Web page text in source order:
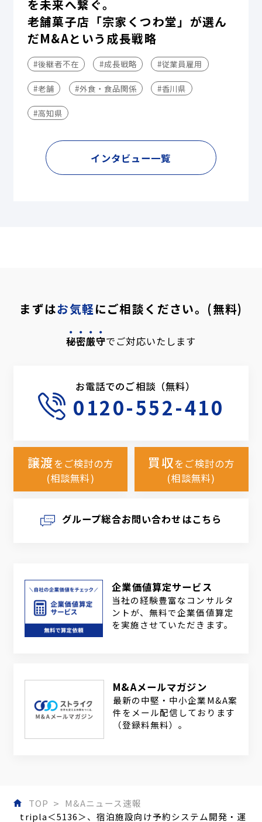
を未来へ繋ぐ。
老舗菓子店「宗家くつわ堂」が選ん
だM&Aという成長戦略
#後継者不在 #成長戦略 #従業員雇用
#老舗 #外食・食品関係 #香川県
#高知県
インタビュー一覧
まずはお気軽にご相談ください。(無料)
秘密厳守でご対応いたします
お電話でのご相談（無料）
0120-552-410
譲渡をご検討の方
(相談無料)
買収をご検討の方
(相談無料)
グループ総合お問い合わせはこちら
企業価値算定サービス
当社の経験豊富なコンサルタ
ントが、無料で企業価値算定
を実施させていただきます。
M&Aメールマガジン
最新の中堅・中小企業M&A案
件をメール配信しております
（登録料無料）。
TOP
M&Aニュース速報
tripla＜5136＞、宿泊施設向け予約システム開発・運